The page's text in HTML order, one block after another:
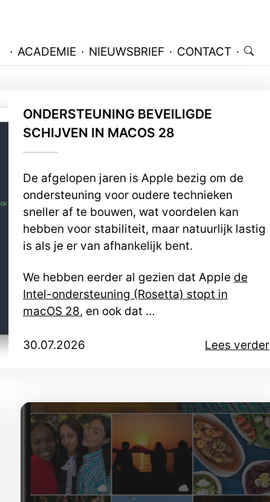
· ACADEMIE · NIEUWSBRIEF · CONTACT ·
ONDERSTEUNING BEVEILIGDE
SCHIJVEN IN MACOS 28
De afgelopen jaren is Apple bezig om de
ondersteuning voor oudere technieken
sneller af te bouwen, wat voordelen kan
hebben voor stabiliteit, maar natuurlijk lastig
is als je er van afhankelijk bent.
We hebben eerder al gezien dat Apple de
Intel-ondersteuning (Rosetta) stopt in
macOS 28, en ook dat …
30.07.2026 Lees verder